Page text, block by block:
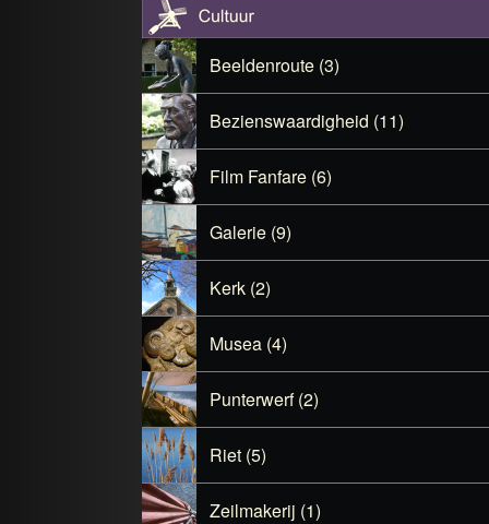
Beeldenroute (3)
Bezienswaardigheid (11)
Film Fanfare (6)
Galerie (9)
Kerk (2)
Musea (4)
Punterwerf (2)
Riet (5)
Zeilmakerij (1)